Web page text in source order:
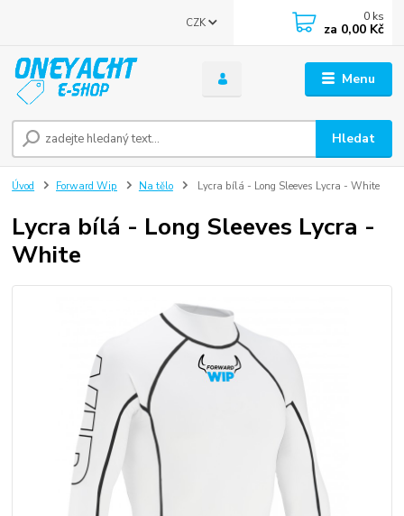
Menu
CZK
Hledat
0 ks
za 0,00 Kč
Úvod Forward Wip Na tělo Lycra bílá - Long Sleeves Lycra - White
Lycra bílá - Long Sleeves Lycra -
White